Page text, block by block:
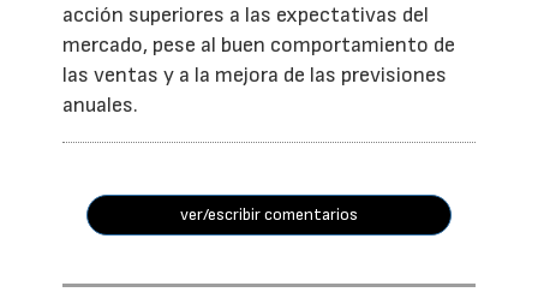
acción superiores a las expectativas del
mercado, pese al buen comportamiento de
las ventas y a la mejora de las previsiones
anuales.
ver/escribir comentarios